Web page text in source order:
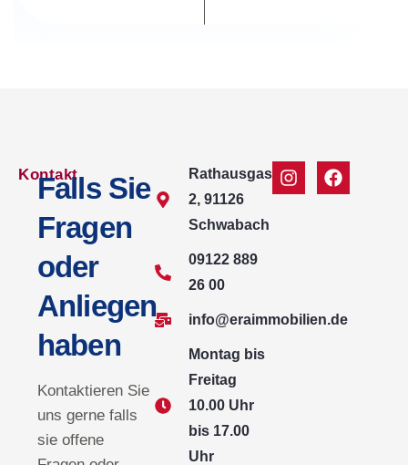
Kontakt
Falls Sie
Fragen
oder
Anliegen
haben
Kontaktieren Sie
uns gerne falls
sie offene
Rathausgasse
2, 91126
Schwabach
09122 889
26 00
info@eraimmobilien.de
Montag bis
Freitag
10.00 Uhr
bis 17.00
Uhr